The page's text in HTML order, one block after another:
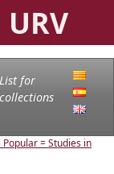
List for
collections
= Studies in